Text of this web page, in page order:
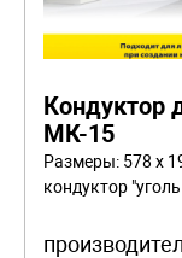
Кондуктор
МК-15
Размеры: 578 x
кондуктор